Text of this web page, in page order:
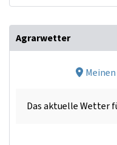
Agrarwetter
Das aktuelle Wetter